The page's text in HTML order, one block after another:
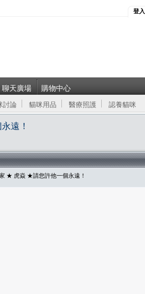
登入
聊天廣場 購物中心
討論 貓咪用品 醫療照護 認養貓咪
遠！
★ 虎焱 ★請您許他一個永遠！